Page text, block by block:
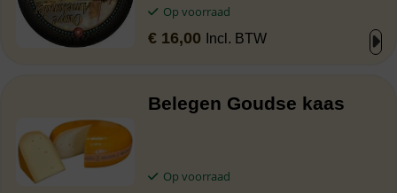
Op voorraad
€ 16,00 Incl. BTW
Belegen Goudse kaas
Op voorraad